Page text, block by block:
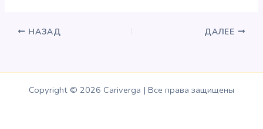
НАЗАД ДАЛЕЕ
Copyright © 2026 Cariverga | Все права защищены